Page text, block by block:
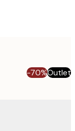
-70%Outlet